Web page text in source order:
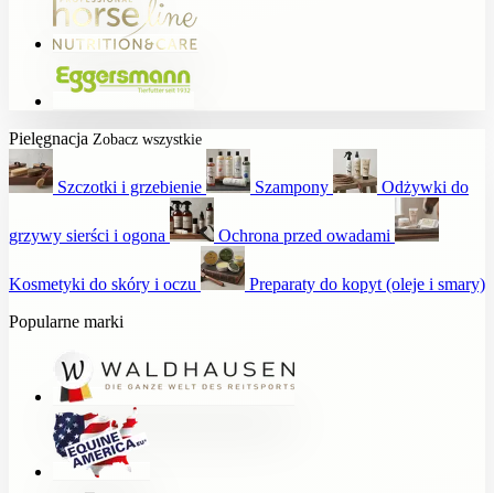
Pielęgnacja Zobacz wszystkie
Szczotki i grzebienie Szampony Odżywki do
grzywy sierści i ogona Ochrona przed owadami
Kosmetyki do skóry i oczu
Preparaty do kopyt (oleje i smary)
Popularne marki